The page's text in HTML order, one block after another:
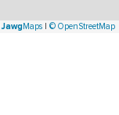
JawgMaps | © OpenStreetMap